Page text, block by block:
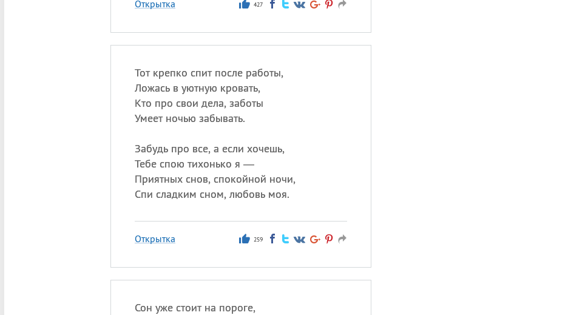
Открытка 427
Тот крепко спит после работы,
Ложась в уютную кровать,
Кто про свои дела, заботы
Умеет ночью забывать.
Забудь про все, а если хочешь,
Тебе спою тихонько я —
Приятных снов, спокойной ночи,
Спи сладким сном, любовь моя.
Открытка 259
Сон уже стоит на пороге,